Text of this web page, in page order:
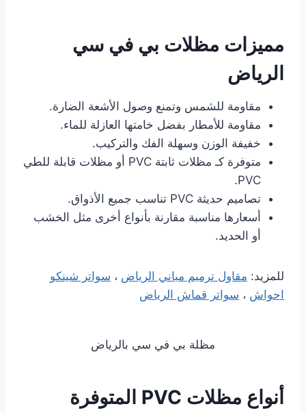
مميزات مظلات بي في سي
الرياض
مقاومة للشمس وتمنع وصول الأشعة الضارة.
مقاومة للأمطار بفضل خامتها العازلة للماء.
خفيفة الوزن وسهلة الفك والتركيب.
متوفرة كـ مظلات ثابتة PVC أو مظلات قابلة للطي
PVC.
تصاميم حديثة PVC تناسب جميع الأذواق.
أسعارها مناسبة مقارنة بأنواع أخرى مثل الخشب
أو الحديد.
للمزيد: مقاول ترميم مباني الرياض ، سواتر شينكو
احواش ، سواتر قماش الرياض
مظلة بي في سي بالرياض
أنواع مظلات PVC المتوفرة